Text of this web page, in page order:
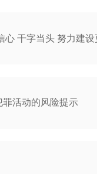
干字当头 努力建
活动的风险提示